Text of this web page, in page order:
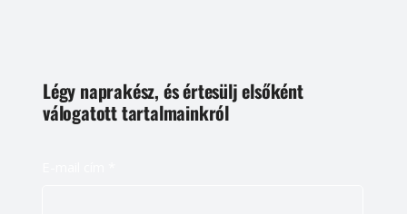
Légy naprakész, és értesülj elsőként
válogatott tartalmainkról